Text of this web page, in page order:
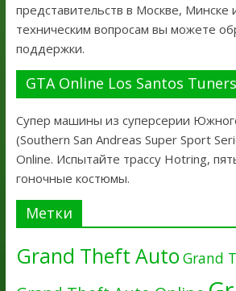
представительств в Москве, Минске
техническим вопросам вы можете
поддержки.
GTA Online Los Santos
Супер машины из суперсерии
(Southern San Andreas Super Sport
Online. Испытайте трассу Hotring,
гоночные костюмы.
Метки
Grand Theft Auto Grand